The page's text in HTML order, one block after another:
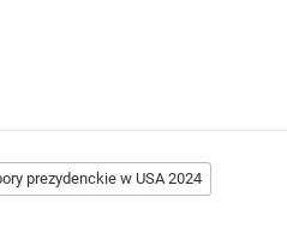
prezydenckie w USA 2024